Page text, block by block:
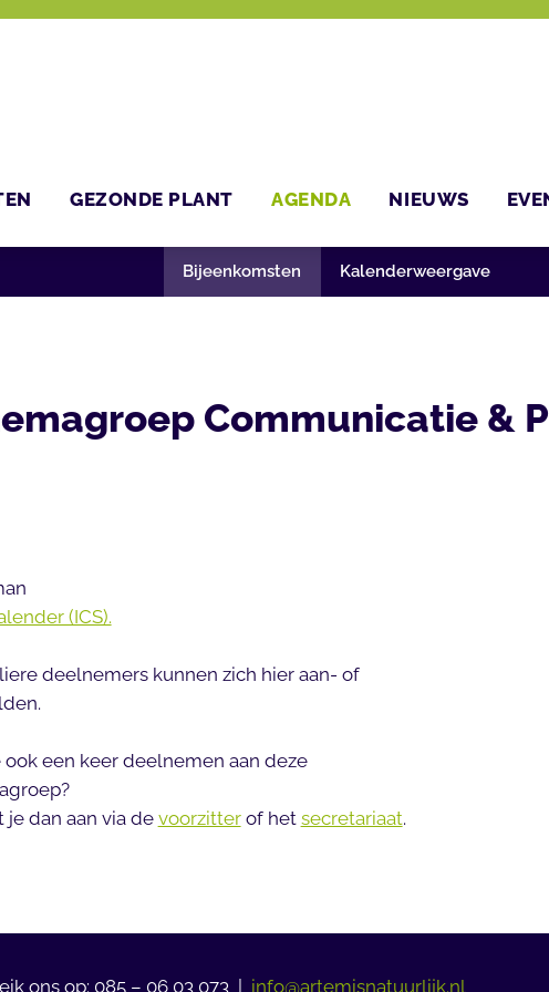
GEZONDE PLANT AGENDA NIEUWS
Bijeenkomsten Kalenderweergave
Communicatie &
(ICS).
deelnemers kunnen zich hier aan- of
ook een keer deelnemen aan deze
je dan aan via de voorzitterof het secretariaat.
ons op: 085 – 06 03 073 | info@artemisnatuurlijk.nl